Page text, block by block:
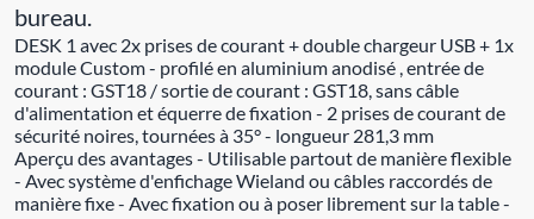
bureau.
DESK 1 avec 2x prises de courant + double chargeur USB + 1x
module Custom - profilé en aluminium anodisé , entrée de
courant : GST18 / sortie de courant : GST18, sans câble
d'alimentation et équerre de fixation - 2 prises de courant de
sécurité noires, tournées à 35° - longueur 281,3 mm
Aperçu des avantages - Utilisable partout de manière flexible
- Avec système d'enfichage Wieland ou câbles raccordés de
manière fixe - Avec fixation ou à poser librement sur la table -